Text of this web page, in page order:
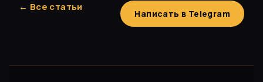
← Все статьи
Написать в Telegram